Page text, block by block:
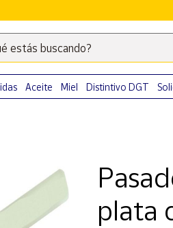
.
estás buscando?
Aceite Miel Distintivo DGT
plata